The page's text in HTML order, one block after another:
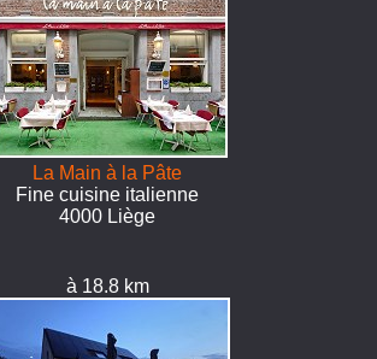
La Main à la Pâte
Fine cuisine italienne
4000 Liège
à 18.8 km